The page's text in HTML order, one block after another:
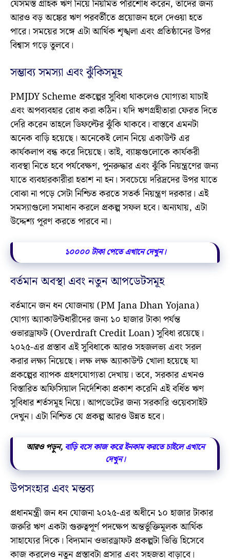
যেসমস্ত গ্রাহক ঋণ নিয়ে নিয়মিত পরিশোধ করেন, তাদের জন্য
আরও বড় অঙ্কের ঋণ পরবর্তীতে প্রয়োজন হলে দেওয়া হতে
পারে। সময়ের সঙ্গে এটা আর্থিক শৃঙ্খলা এবং প্রতিষ্ঠানের উপর
বিশ্বাস গড়ে তুলবে।
সম্ভাব্য সমস্যা এবং ঝুঁকিসমূহ
PMJDY Scheme প্রকল্পের সুবিধা থাকলেও যোগ্যতা যাচাই
এবং অপব্যবহার রোধ করা কঠিন। যদি ঋণগ্রহীতারা ফেরত দিতে
দেরি করেন তাহলে ডিফল্টের ঝুঁকি থাকবে। বাস্তবে এমনটা
অনেক বাড়ি হয়েছে। অনেকেই লোন নিয়ে একাউন্ট এর
কার্যকলাপ বন্ধ করে দিয়েছে। তাই, ব্যাঙ্কগুলোকে কার্যকরী
ব্যবস্থা নিতে হবে পর্যবেক্ষণ, পুনরুদ্ধার এবং ঝুঁকি নিয়ন্ত্রণের জন্য
যাতে ব্যবহারকারীরা হতাশ না হন। সবচেয়ে দরিদ্রদের উপর যাতে
বোঝা না পড়ে সেটা নিশ্চিত করতে সতর্ক নিয়ন্ত্রণ দরকার। এই
সমস্যাগুলো সমাধান করলে প্রকল্প সফল হবে। অন্যথায়, এটা
উদ্দেশ্য পূরণ করতে পারবে না।
১০০০০ টাকা পেতে এখানে দেখুন।
বর্তমান অবস্থা এবং নতুন আপডেটসমূহ
বর্তমানে জন ধন যোজনায় (PM Jana Dhan Yojana)
যোগ্য অ্যাকাউন্টধারীদের জন্য ১০ হাজার টাকা পর্যন্ত
ওভারড্রাফট (Overdraft Credit Loan) সুবিধা রয়েছে।
২০২৫-এর প্রস্তাব এই সুবিধাকে আরও সহজলভ্য এবং সরল
করার লক্ষ্য নিয়েছে। লক্ষ লক্ষ অ্যাকাউন্ট খোলা হয়েছে যা
প্রকল্পের ব্যাপক গ্রহণযোগ্যতা দেখায়। তবে, সরকার এখনও
বিস্তারিত অফিসিয়াল নির্দেশিকা প্রকাশ করেনি এই বর্ধিত ঋণ
সুবিধার শর্তসমূহ নিয়ে। আপডেটের জন্য সরকারি ওয়েবসাইট
দেখুন। এটা নিশ্চিত যে প্রকল্প আরও উন্নত হবে।
আরও পড়ুন, বাড়ি বসে কাজ করে ইনকাম করতে চাইলে এখানে
দেখুন।
উপসংহার এবং মন্তব্য
প্রধানমন্ত্রী জন ধন যোজনা ২০২৫-এর অধীনে ১০ হাজার টাকার
জরুরি ঋণ একটা গুরুত্বপূর্ণ পদক্ষেপ অন্তর্ভুক্তিমূলক আর্থিক
সাহায্যের দিকে। বিদ্যমান ওভারড্রাফট প্রকল্পটা ভিত্তি হিসেবে
কাজ করলেও নতুন প্রস্তাবটা প্রসার এবং সহজতা বাড়াবে।